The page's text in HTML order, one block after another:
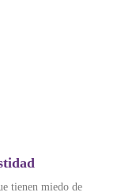
tienen miedo de